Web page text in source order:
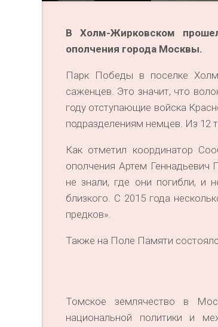
В Холм-Жирковском
ополчения города Москвы.
Парк Победы в поселке
саженцев. Это значит, что
году отступающие войска
подразделениям немцев. Из 12
Как отметил координатор
ополчения Артем Геннадьевич
не знали, где они погибли, и
близкого. С 2015 года
предков».
Также на Поле Памяти
Томское землячество в
национальной политики и